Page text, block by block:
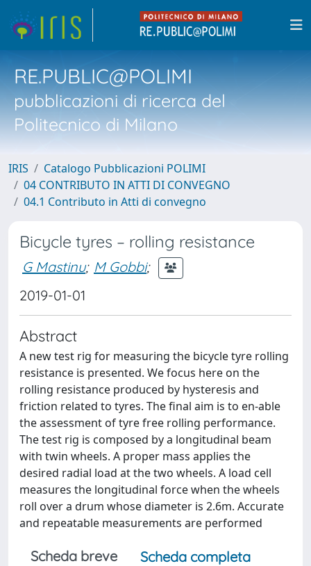
RE.PUBLIC@POLIMI
pubblicazioni di ricerca del
Politecnico di Milano
IRIS
Catalogo Pubblicazioni POLIMI
04 CONTRIBUTO IN ATTI DI CONVEGNO
04.1 Contributo in Atti di convegno
Bicycle tyres – rolling resistance
G Mastinu; M Gobbi;
2019-01-01
Abstract
A new test rig for measuring the bicycle tyre rolling
resistance is presented. We focus here on the
rolling resistance produced by hysteresis and
friction related to tyres. The final aim is to en-able
the assessment of tyre free rolling performance.
The test rig is composed by a longitudinal beam
with twin wheels. A proper mass applies the
desired radial load at the two wheels. A load cell
measures the longitudinal force when the wheels
roll over a drum whose diameter is 2.6m. Accurate
and repeatable measurements are performed
Scheda breve
Scheda completa